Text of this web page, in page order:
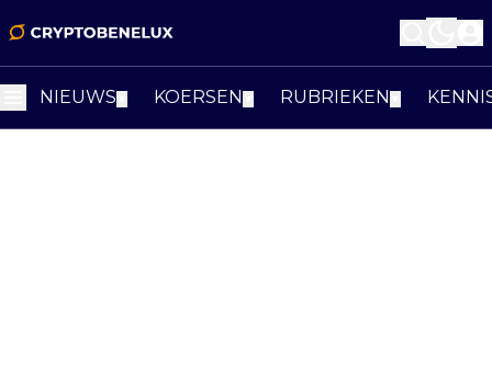
NIEUWS KOERSEN RUBRIEKEN